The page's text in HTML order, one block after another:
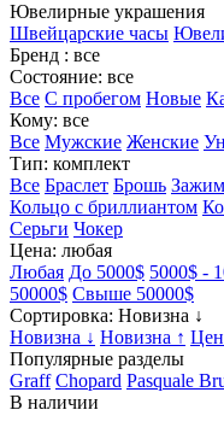
Ювелирные украшения
Швейцарские часы
Бренд : все
Состояние: все
Все С пробегом Новые
Кому: все
Все Мужские Женские
Тип: комплект
Все Браслет Брошь Зажим
Кольцо с бриллиантом
Серьги Чокер
Цена: любая
Любая До 5000$ 5000$ -
50000$ Свыше 50000$
Сортировка: Новизна ↓
Новизна ↓ Новизна ↑
Популярные разделы
Graff Chopard Pasquale
В наличии